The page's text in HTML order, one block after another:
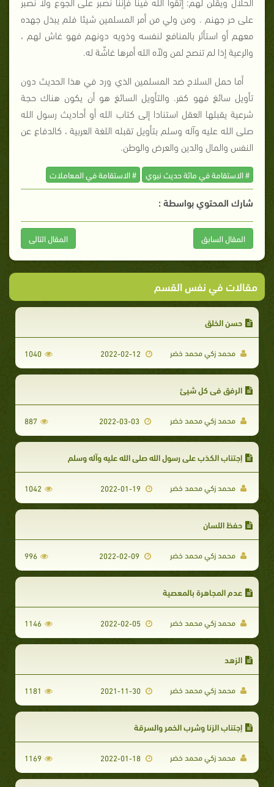
على حر جهنم . ومن ولي من أمر المسلمين شيئا فلم يبذل جهده
معهم أو استأثر بالمنافع لنفسه وذويه دونهم فهو غاش لهم ،
والرعية إذا لم تنصح لمن ولاّه الله أمرها غاشّة له.
أما حمل السلاح ضد المسلمين الذي ورد في هذا الحديث دون
تأويل سائغ فهو كفر. والتأويل السائغ هو أن يكون هناك حجة
شرعية يقبلها العقل استنادا إلى كتاب الله أو أحاديث رسول الله
صلى الله عليه وآله وسلم بتأويل تقبله اللغة العربية ، كالدفاع عن
النفس والمال والدين والعرض والوطن.
# الاستقامة في مائة حديث نبوي # الاستقامة في المعاملات
شارك المحتوي بواسطة :
المقال السابق المقال التالى
مقالات في نفس القسم
حسن الخلق
محمد زكي محمد خضر 1040
الرفق في كل شيئ
محمد زكي محمد خضر 887
إجتناب الكذب على رسول الله صلى الله عليه وآله وسلم
محمد زكي محمد خضر 2022-01-19
1042
حفظ اللسان
محمد زكي محمد خضر 996
عدم المجاهرة بالمعصية
محمد زكي محمد خضر 2022-02-05
1146
الزهد
محمد زكي محمد خضر 2021-11-30
1181
إجتناب الزنا وشرب الخمر والسرقة
محمد زكي محمد خضر 2022-01-18
1169